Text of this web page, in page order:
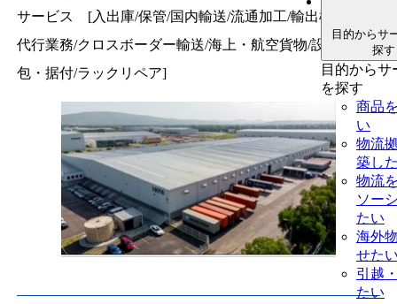
目的からサ
探す
目的からサ
を探す
商品
い
物流
築し
物流
ソー
たい
海外
せた
引越
たい
サービス [入出庫/保管/国内輸送/流通加工/輸出梱包/納入
代行業務/クロスボーダー輸送/海上・航空貨物/設備梱
包・据付/ラックリペア]